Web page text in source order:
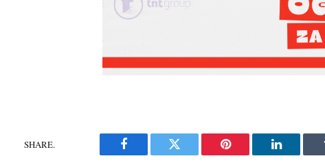
SHARE.
Facebook Twitter Pinterest LinkedIn